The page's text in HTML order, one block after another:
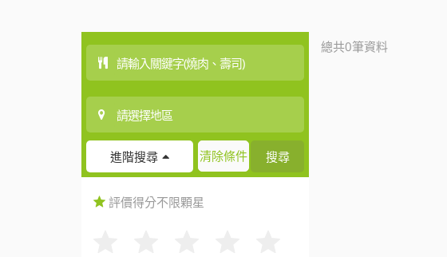
進階搜尋 清除條件 搜尋
評價得分不限顆星
總共0筆資料